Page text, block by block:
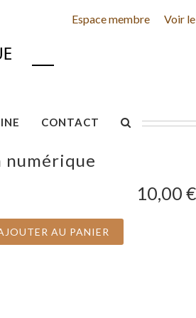
Espace membre Voir
CONTACT
numérique
10,00
AU PANIER